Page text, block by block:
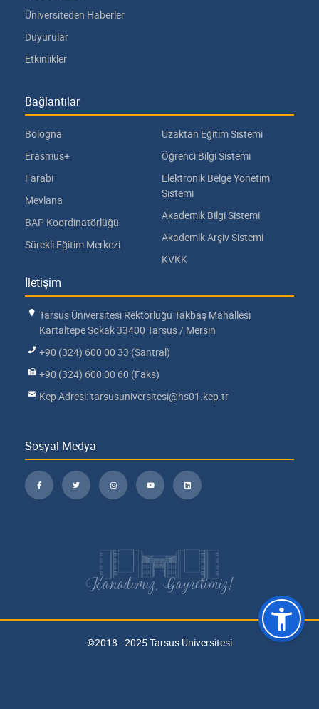
Üniversiteden Haberler
Duyurular
Etkinlikler
Bağlantılar
Bologna
Erasmus+
Farabi
Mevlana
BAP Koordinatörlüğü
Sürekli Eğitim Merkezi
Uzaktan Eğitim Sistemi
Öğrenci Bilgi Sistemi
Elektronik Belge Yönetim
Sistemi
Akademik Bilgi Sistemi
Akademik Arşiv Sistemi
KVKK
İletişim
Tarsus Üniversitesi Rektörlüğü Takbaş Mahallesi
Kartaltepe Sokak 33400 Tarsus / Mersin
+90 (324) 600 00 33 (Santral)
+90 (324) 600 00 60 (Faks)
Kep Adresi: tarsusuniversitesi@hs01.kep.tr
Sosyal Medya
Kanadımız, Gayretimiz!
©2018 - 2025 Tarsus Üniversitesi